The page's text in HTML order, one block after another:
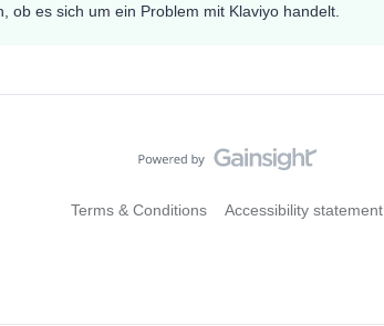
es sich um ein Problem mit Klaviyo handelt.
Terms & Conditions Accessibility statement